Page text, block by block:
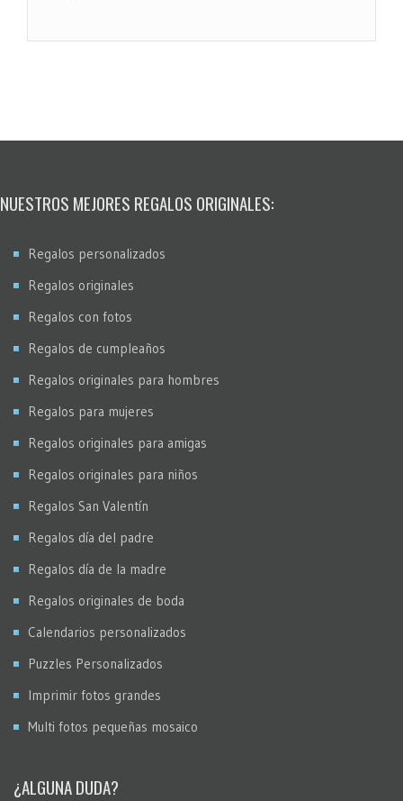
Puntos
Stencil
NUESTROS MEJORES REGALOS ORIGINALES:
Regalos personalizados
Regalos originales
Regalos con fotos
Regalos de cumpleaños
Regalos originales para hombres
Regalos para mujeres
Regalos originales para amigas
Regalos originales para niños
Regalos San Valentín
Regalos día del padre
Regalos día de la madre
Regalos originales de boda
Calendarios personalizados
Puzzles Personalizados
Imprimir fotos grandes
Multi fotos pequeñas mosaico
¿ALGUNA DUDA?